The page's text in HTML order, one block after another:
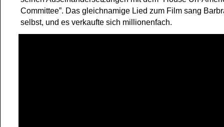
Committee”. Das gleichnamige Lied zum Film sang
selbst, und es verkaufte sich millionenfach.